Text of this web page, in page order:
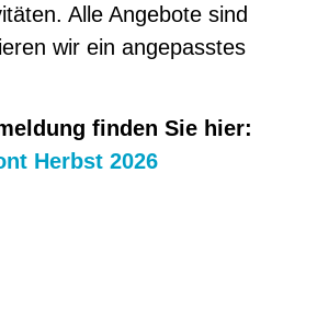
Alle Angebote sind
wir ein angepasstes
finden Sie hier:
Herbst 2026